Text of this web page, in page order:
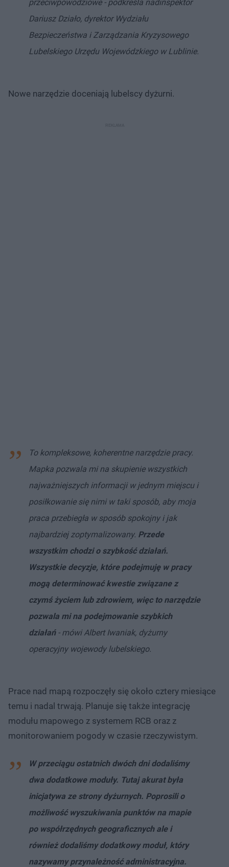
przeciwpowodziowe - podkreśla nadinspektor
Dariusz Działo, dyrektor Wydziału
Bezpieczeństwa i Zarządzania Kryzysowego
Lubelskiego Urzędu Wojewódzkiego w Lublinie.
Nowe narzędzie doceniają lubelscy dyżurni.
To kompleksowe, koherentne narzędzie pracy.
Mapka pozwala mi na skupienie wszystkich
najważniejszych informacji w jednym miejscu i
posiłkowanie się nimi w taki sposób, aby moja
praca przebiegła w sposób spokojny i jak
najbardziej zoptymalizowany. Przede
wszystkim chodzi o szybkość działań.
Wszystkie decyzje, które podejmuję w pracy
mogą determinować kwestie związane z
czymś życiem lub zdrowiem, więc to narzędzie
pozwala mi na podejmowanie szybkich
działań- mówi Albert Iwaniak, dyżurny
operacyjny wojewody lubelskiego.
Prace nad mapą rozpoczęły się około cztery miesiące
temu i nadal trwają. Planuje się także integrację
modułu mapowego z systemem RCB oraz z
monitorowaniem pogody w czasie rzeczywistym.
W przeciągu ostatnich dwóch dni dodaliśmy
dwa dodatkowe moduły. Tutaj akurat była
inicjatywa ze strony dyżurnych. Poprosili o
możliwość wyszukiwania punktów na mapie
po współrzędnych geograficznych ale i
również dodaliśmy dodatkowy moduł, który
nazywamy przynależność administracyjna.